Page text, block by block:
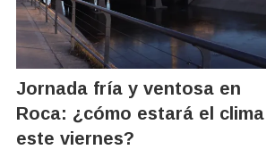
Jornada fría y ventosa en
Roca: ¿cómo estará el clima
este viernes?